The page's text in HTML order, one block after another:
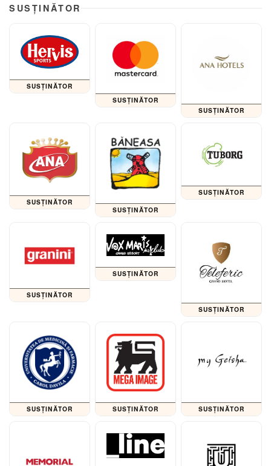
SUSȚINĂTOR
SUSȚINĂTOR
SUSȚINĂTOR
SUSȚINĂTOR
SUSȚINĂTOR
SUSȚINĂTOR
SUSȚINĂTOR
SUSȚINĂTOR
SUSȚINĂTOR
SUSȚINĂTOR
SUSȚINĂTOR SUSȚINĂTOR SUSȚINĂTOR